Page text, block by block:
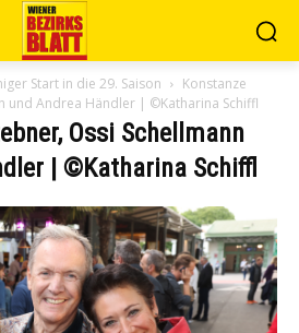
Start in die 29. Saison
Konstanze
und Andrea Händler | ©Katharina Schiffl
Ossi Schellmann
| ©Katharina Schiffl